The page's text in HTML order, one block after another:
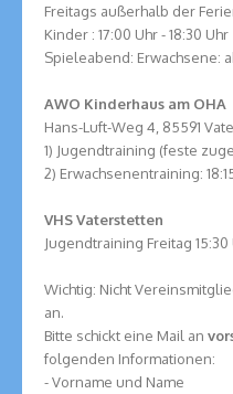
Freitags außerhalb der
Kinder : 17:00 Uhr - 18:30 Uhr
Spieleabend: Erwachsene:
AWO Kinderhaus am OHA
Hans-Luft-Weg 4, 85591
1) Jugendtraining (feste
2) Erwachsenentraining:
VHS Vaterstetten
Jugendtraining Freitag 15:30
Wichtig: Nicht
an.
Bitte schickt eine Mail an
folgenden Informationen:
- Vorname und Name